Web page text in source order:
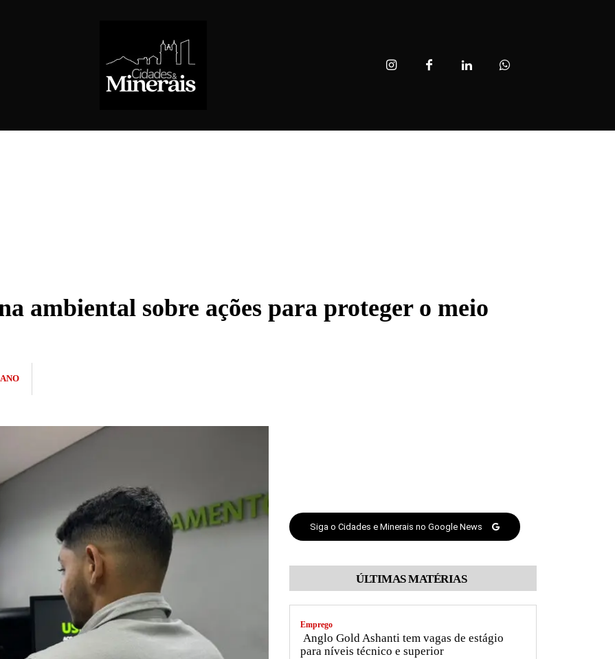
ambiental sobre ações para proteger o meio
Siga o Cidades e Minerais no Google News
ÚLTIMAS MATÉRIAS
Emprego
Anglo Gold Ashanti tem vagas de estágio
para níveis técnico e superior